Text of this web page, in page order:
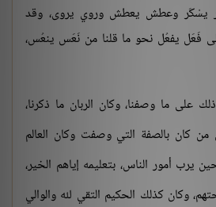
يسْكَر وعطش يعطش وروي يروى، وقد
فَعَل يفعُل نحو ما قلنا من نَعَس ينعُس،
على ما وصفنا، وكان الربان ما ذكرنا،
من كان بالصفة التي وصفت وكان العالم
يرب أمور الناس، بتعليمه إياهم الخير،
وكان كذلك الحكيم التقي لله والوالي